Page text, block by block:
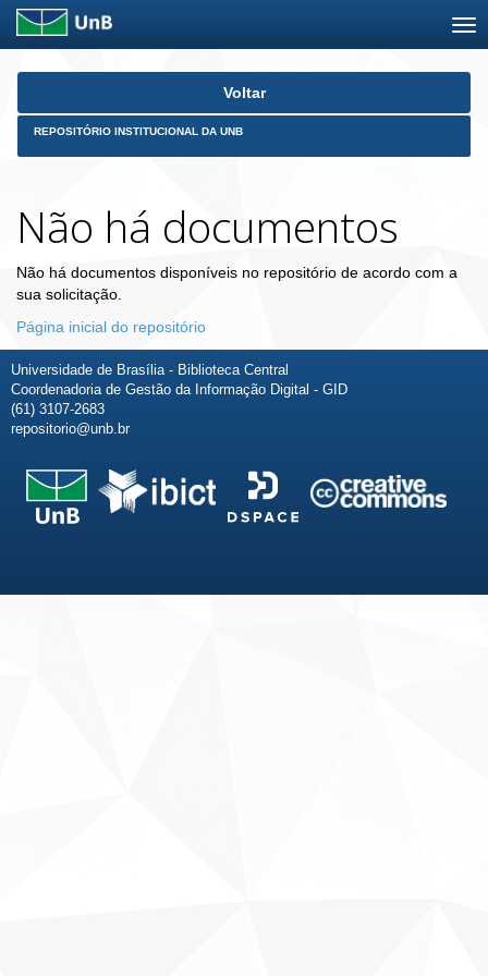
Skip
Voltar
REPOSITÓRIO INSTITUCIONAL DA UNB
Não há documentos
Não há documentos disponíveis no repositório de acordo com a
sua solicitação.
Página inicial do repositório
Universidade de Brasília - Biblioteca Central
Coordenadoria de Gestão da Informação Digital - GID
(61) 3107-2683
repositorio@unb.br